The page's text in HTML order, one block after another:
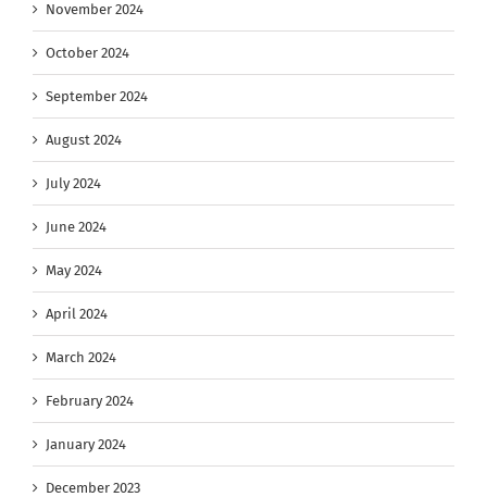
November 2024
October 2024
September 2024
August 2024
July 2024
June 2024
May 2024
April 2024
March 2024
February 2024
January 2024
December 2023